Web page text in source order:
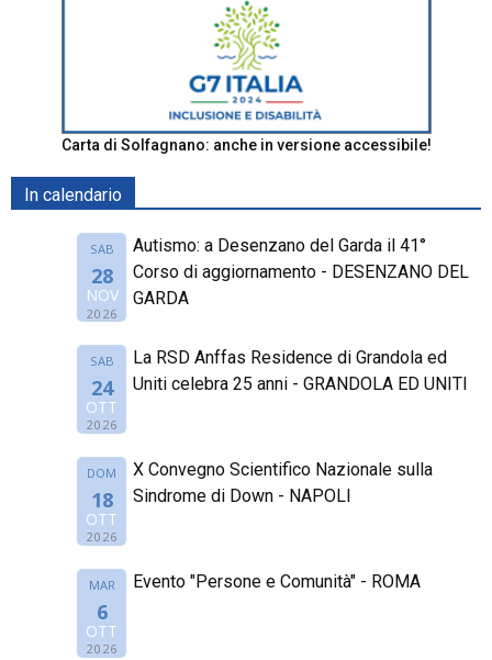
Carta di Solfagnano: anche in versione accessibile!
In calendario
SAB
28
NOV
2026
Autismo: a Desenzano del Garda il 41°
Corso di aggiornamento - DESENZANO DEL
GARDA
SAB
24
OTT
2026
La RSD Anffas Residence di Grandola ed
Uniti celebra 25 anni - GRANDOLA ED UNITI
DOM
18
OTT
2026
X Convegno Scientifico Nazionale sulla
Sindrome di Down - NAPOLI
MAR
6
OTT
2026
Evento "Persone e Comunità" - ROMA